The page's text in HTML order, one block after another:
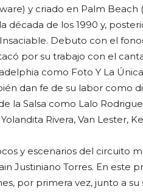
y criado en Palm Beach
década de los 1990 y,
Debuto con el
por su trabajo con el
como Foto Y La
dan fe de su labor como
la Salsa como Lalo
Rivera, Van Lester,
y escenarios del circuito
Justiniano Torres. En este
por primera vez, junto a